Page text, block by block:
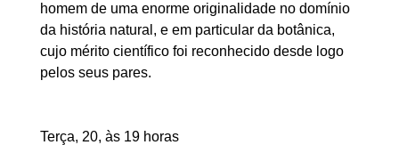
homem de uma enorme originalidade no domínio
da história natural, e em particular da botânica,
cujo mérito científico foi reconhecido desde logo
pelos seus pares.
Terça, 20, às 19 horas